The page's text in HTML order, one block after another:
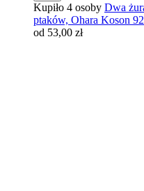
Kupiło 4 osoby Dwa
ptaków, Ohara Koson
od 53,00 zł